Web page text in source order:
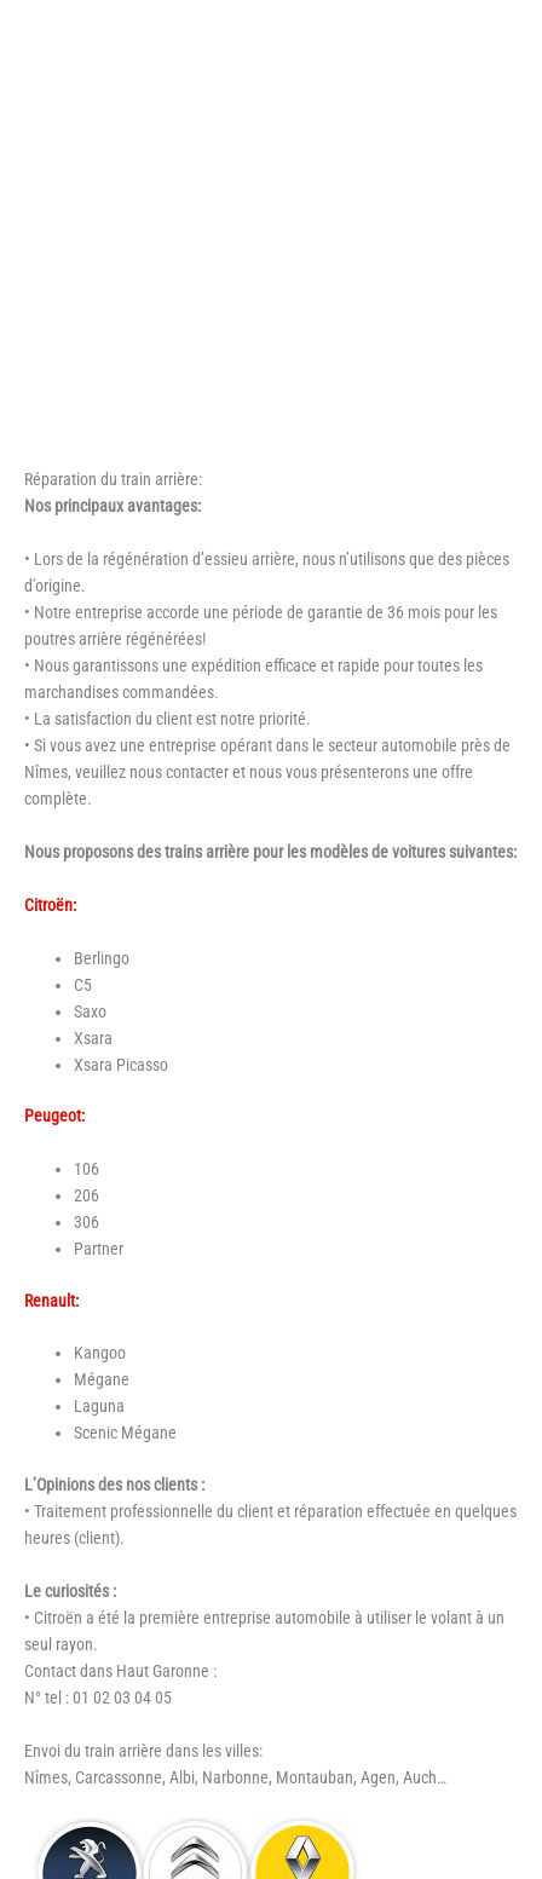
Réparation du train arrière:
Nos principaux avantages:
• Lors de la régénération d’essieu arrière, nous n’utilisons que des pièces
d’origine.
• Notre entreprise accorde une période de garantie de 36 mois pour les
poutres arrière régénérées!
• Nous garantissons une expédition efficace et rapide pour toutes les
marchandises commandées.
• La satisfaction du client est notre priorité.
• Si vous avez une entreprise opérant dans le secteur automobile près de
Nîmes, veuillez nous contacter et nous vous présenterons une offre
complète.
Nous proposons des trains arrière pour les modèles de voitures suivantes:
Citroën:
Berlingo
C5
Saxo
Xsara
Xsara Picasso
Peugeot:
106
206
306
Partner
Renault:
Kangoo
Mégane
Laguna
Scenic Mégane
L’Opinions des nos clients :
• Traitement professionnelle du client et réparation effectuée en quelques
heures (client).
Le curiosités :
• Citroën a été la première entreprise automobile à utiliser le volant à un
seul rayon.
Contact dans Haut Garonne :
N° tel : 01 02 03 04 05
Envoi du train arrière dans les villes:
Nîmes, Carcassonne, Albi, Narbonne, Montauban, Agen, Auch…